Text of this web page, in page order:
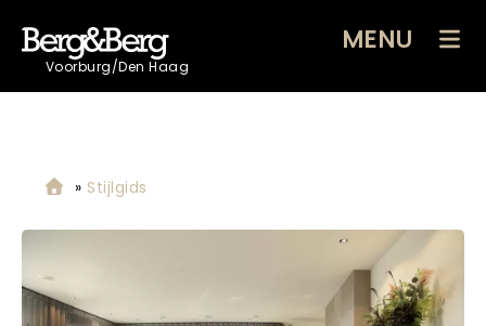
Voorburg/Den Haag
MENU
» Stijlgids